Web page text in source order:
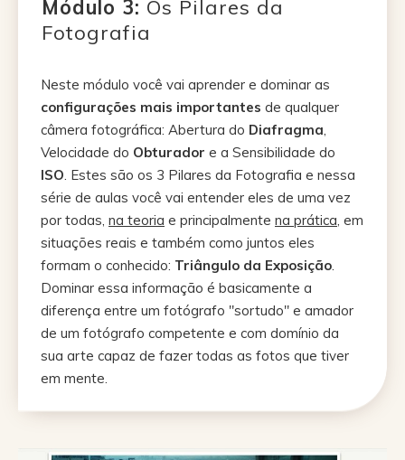
Módulo 3: Os Pilares da
Fotografia
Neste módulo você vai aprender e dominar as
configurações mais importantes de qualquer
câmera fotográfica: Abertura do Diafragma
Velocidade do Obturador e a Sensibilidade do
ISO . Estes são os 3 Pilares da Fotografia e nessa
série de aulas você vai entender eles de uma vez
por todas, na teoria e principalmente na prática , em
situações reais e também como juntos eles
formam o conhecido: Triângulo da Exposição
Dominar essa informação é basicamente a
diferença entre um fotógrafo "sortudo" e amador
de um fotógrafo competente e com domínio da
sua arte capaz de fazer todas as fotos que tiver
em mente.